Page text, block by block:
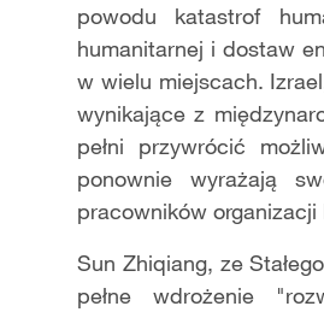
powodu katastrof
humanitarnej i dostaw
w wielu miejscach.
wynikające z
pełni przywrócić
ponownie wyrażają
pracowników
Sun Zhiqiang, ze
pełne wdrożenie